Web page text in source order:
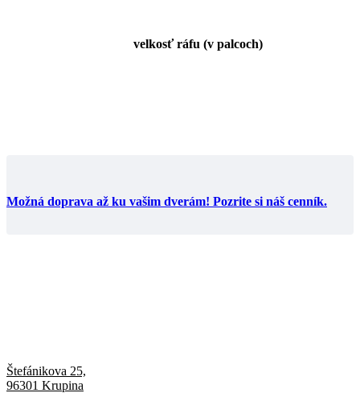
velkosť ráfu (v palcoch)
Možná doprava až ku vašim dverám! Pozrite si náš cenník.
Štefánikova 25,
96301 Krupina